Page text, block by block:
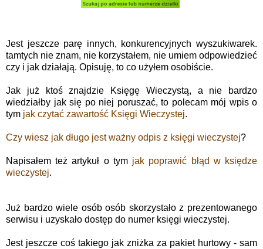
Jest jeszcze parę innych, konkurencyjnych wyszukiwarek.
tamtych nie znam, nie korzystałem, nie umiem odpowiedzieć
czy i jak działają. Opisuję, to co użyłem osobiście.
Jak już ktoś znajdzie Księgę Wieczystą, a nie bardzo
wiedziałby jak się po niej poruszać, to polecam mój wpis o
tym jak czytać zawartość Księgi Wieczystej.
Czy wiesz jak długo jest ważny odpis z księgi wieczystej?
Napisałem też artykuł o tym jak poprawić błąd w księdze
wieczystej.
Już bardzo wiele osób osób skorzystało z prezentowanego
serwisu i uzyskało dostęp do numer księgi wieczystej.
Jest jeszcze coś takiego jak zniżka za pakiet hurtowy - sam